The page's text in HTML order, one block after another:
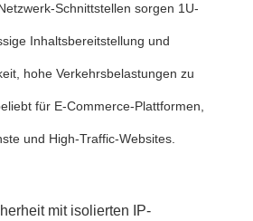
Schnittstellen sorgen 1U-
Inhaltsbereitstellung und
hohe Verkehrsbelastungen zu
für E-Commerce-Plattformen,
und High-Traffic-Websites.
mit isolierten IP-